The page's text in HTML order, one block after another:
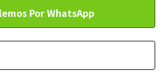
Por WhatsApp